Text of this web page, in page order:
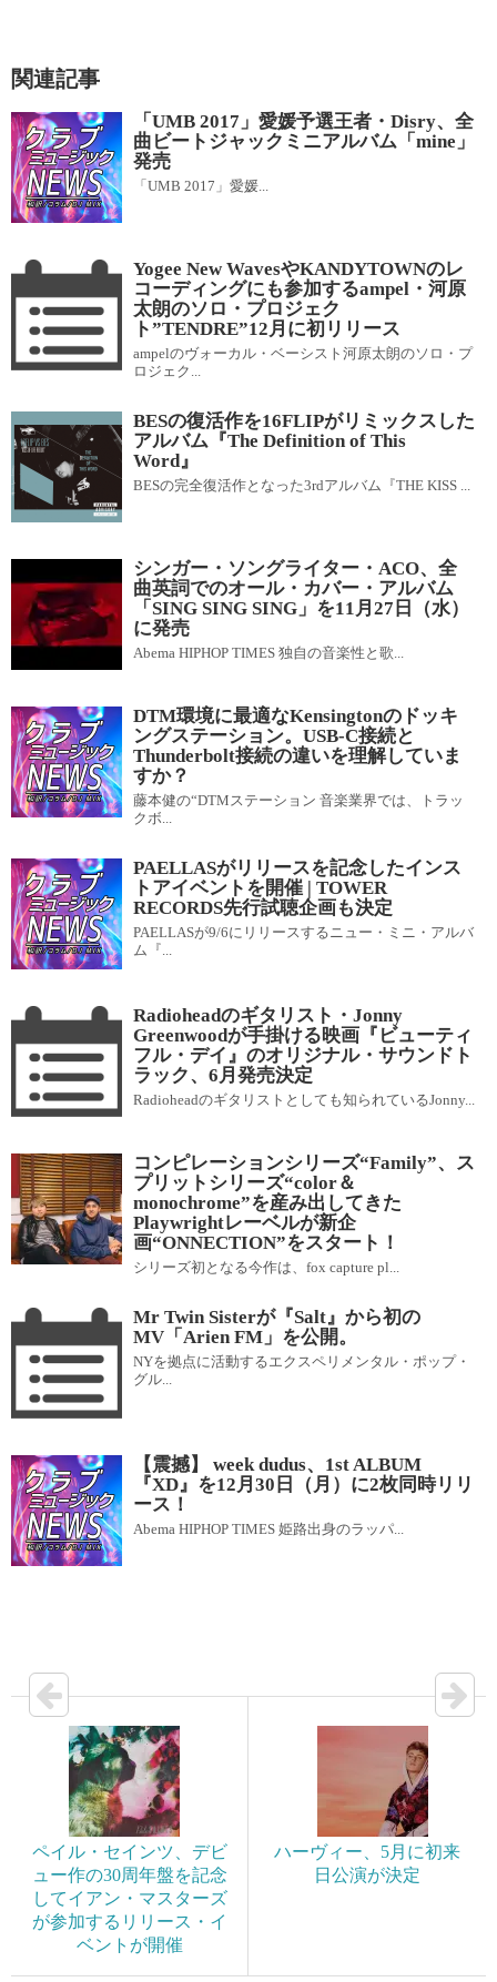
関連記事
「UMB 2017」愛媛予選王者・Disry、全
曲ビートジャックミニアルバム「mine」
発売
「UMB 2017」愛媛...
Yogee New WavesやKANDYTOWNのレ
コーディングにも参加するampel・河原
太朗のソロ・プロジェク
ト”TENDRE”12月に初リリース
ampelのヴォーカル・ベーシスト河原太朗のソロ・プ
ロジェク...
BESの復活作を16FLIPがリミックスした
アルバム『The Definition of This
Word』
BESの完全復活作となった3rdアルバム『THE KISS ...
シンガー・ソングライター・ACO、全
曲英詞でのオール・カバー・アルバム
「SING SING SING」を11月27日（水）
に発売
Abema HIPHOP TIMES 独自の音楽性と歌...
DTM環境に最適なKensingtonのドッキ
ングステーション。USB-C接続と
Thunderbolt接続の違いを理解していま
すか？
藤本健の“DTMステーション 音楽業界では、トラッ
クボ...
PAELLASがリリースを記念したインス
トアイベントを開催 | TOWER
RECORDS先行試聴企画も決定
PAELLASが9/6にリリースするニュー・ミニ・アルバ
ム『...
Radioheadのギタリスト・Jonny
Greenwoodが手掛ける映画『ビューティ
フル・デイ』のオリジナル・サウンドト
ラック、6月発売決定
Radioheadのギタリストとしても知られているJonny...
コンピレーションシリーズ“Family”、ス
プリットシリーズ“color＆
monochrome”を産み出してきた
Playwrightレーベルが新企
画“ONNECTION”をスタート！
シリーズ初となる今作は、fox capture pl...
Mr Twin Sisterが『Salt』から初の
MV「Arien FM」を公開。
NYを拠点に活動するエクスペリメンタル・ポップ・
グル...
【震撼】 week dudus、1st ALBUM
『XD』を12月30日（月）に2枚同時リリ
ース！
Abema HIPHOP TIMES 姫路出身のラッパ...
ペイル・セインツ、デビ
ュー作の30周年盤を記念
してイアン・マスターズ
が参加するリリース・イ
ベントが開催
ハーヴィー、5月に初来
日公演が決定